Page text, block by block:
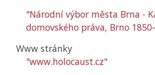
"Národní výbor města Brna -
domovského práva, Brno
Www stránky
"www.holocaust.cz"